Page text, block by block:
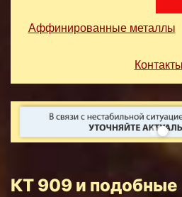
Аффинированные металлы
Контакты
КТ 909 и подобные